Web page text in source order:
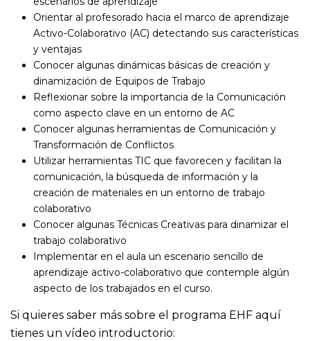
Orientar al profesorado hacia el marco de aprendizaje
Activo-Colaborativo (AC) detectando sus características
y ventajas
Conocer algunas dinámicas básicas de creación y
dinamización de Equipos de Trabajo
Reflexionar sobre la importancia de la Comunicación
como aspecto clave en un entorno de AC
Conocer algunas herramientas de Comunicación y
Transformación de Conflictos
Utilizar herramientas TIC que favorecen y facilitan la
comunicación, la búsqueda de información y la
creación de materiales en un entorno de trabajo
colaborativo
Conocer algunas Técnicas Creativas para dinamizar el
trabajo colaborativo
Implementar en el aula un escenario sencillo de
aprendizaje activo-colaborativo que contemple algún
aspecto de los trabajados en el curso.
Si quieres saber más sobre el programa EHF aquí
tienes un vídeo introductorio: